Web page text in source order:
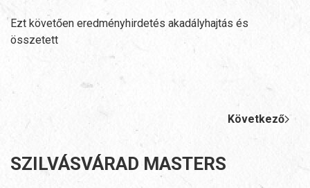
Ezt követően eredményhirdetés akadályhajtás és
összetett
Következő
SZILVÁSVÁRAD MASTERS